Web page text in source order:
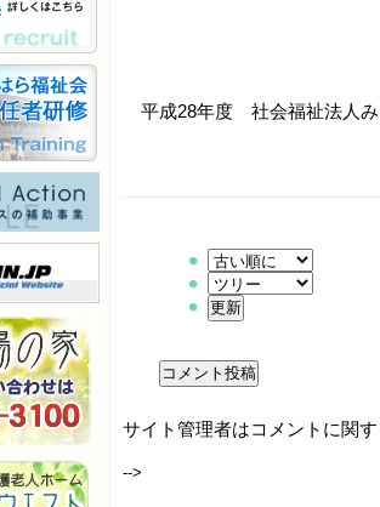
平成28年度 社会福祉法人
サイト管理者はコメントに関
-->